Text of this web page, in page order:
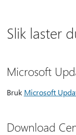
Slik laster
Microsoft
Bruk Microsoft
Download